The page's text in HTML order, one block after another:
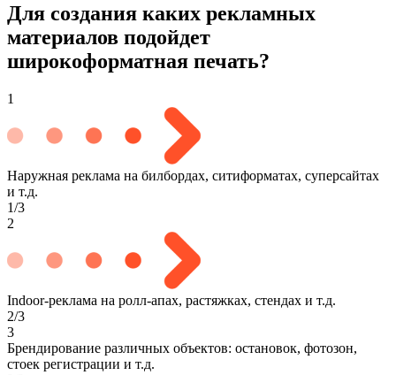
Для создания каких рекламных
материалов подойдет
широкоформатная печать?
1
Наружная реклама на билбордах, ситиформатах, суперсайтах
и т.д.
1/3
2
Indoor-реклама на ролл-апах, растяжках, стендах и т.д.
2/3
3
Брендирование различных объектов: остановок, фотозон,
стоек регистрации и т.д.